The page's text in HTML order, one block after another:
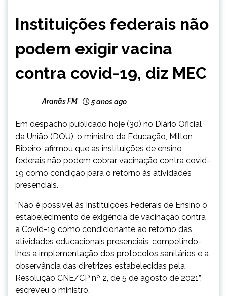
NOTÍCIAS
Instituições federais não
podem exigir vacina
contra covid-19, diz MEC
Aranãs FM 5 anos ago
Em despacho publicado hoje (30) no Diário Oficial
da União (DOU), o ministro da Educação, Milton
Ribeiro, afirmou que as instituições de ensino
federais não podem cobrar vacinação contra covid-
19 como condição para o retorno às atividades
presenciais.
“Não é possível às Instituições Federais de Ensino o
estabelecimento de exigência de vacinação contra
a Covid-19 como condicionante ao retorno das
atividades educacionais presenciais, competindo-
lhes a implementação dos protocolos sanitários e a
observância das diretrizes estabelecidas pela
Resolução CNE/CP nº 2, de 5 de agosto de 2021”,
escreveu o ministro.